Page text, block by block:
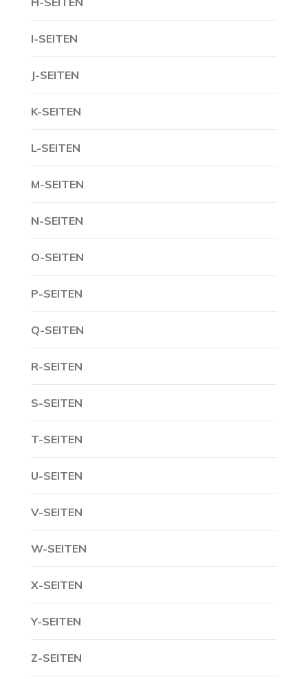
I-SEITEN
J-SEITEN
K-SEITEN
L-SEITEN
M-SEITEN
N-SEITEN
O-SEITEN
P-SEITEN
Q-SEITEN
R-SEITEN
S-SEITEN
T-SEITEN
U-SEITEN
V-SEITEN
W-SEITEN
X-SEITEN
Y-SEITEN
Z-SEITEN